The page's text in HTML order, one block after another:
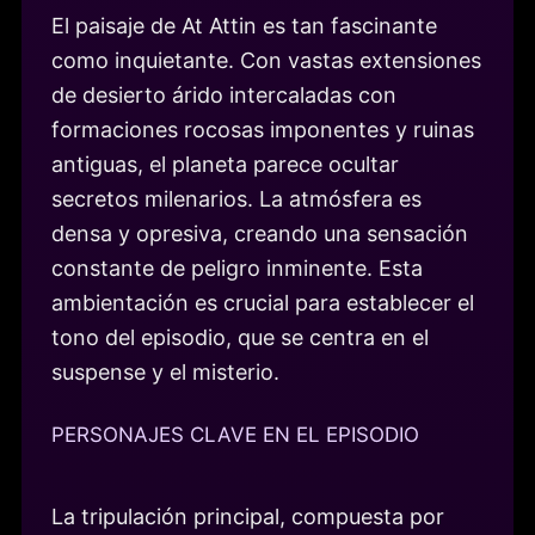
El paisaje de At Attin es tan fascinante
como inquietante. Con vastas extensiones
de desierto árido intercaladas con
formaciones rocosas imponentes y ruinas
antiguas, el planeta parece ocultar
secretos milenarios. La atmósfera es
densa y opresiva, creando una sensación
constante de peligro inminente. Esta
ambientación es crucial para establecer el
tono del episodio, que se centra en el
suspense y el misterio.
PERSONAJES CLAVE EN EL EPISODIO
La tripulación principal, compuesta por